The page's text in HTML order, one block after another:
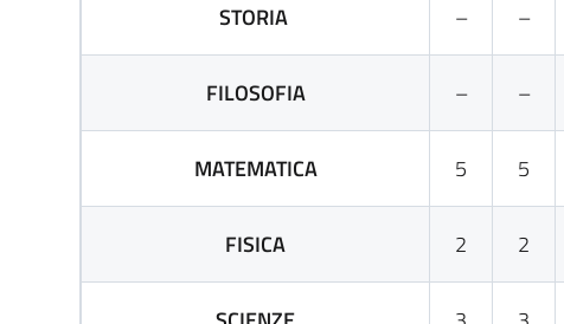
STORIA – –
FILOSOFIA – –
MATEMATICA 5 5
FISICA 2 2